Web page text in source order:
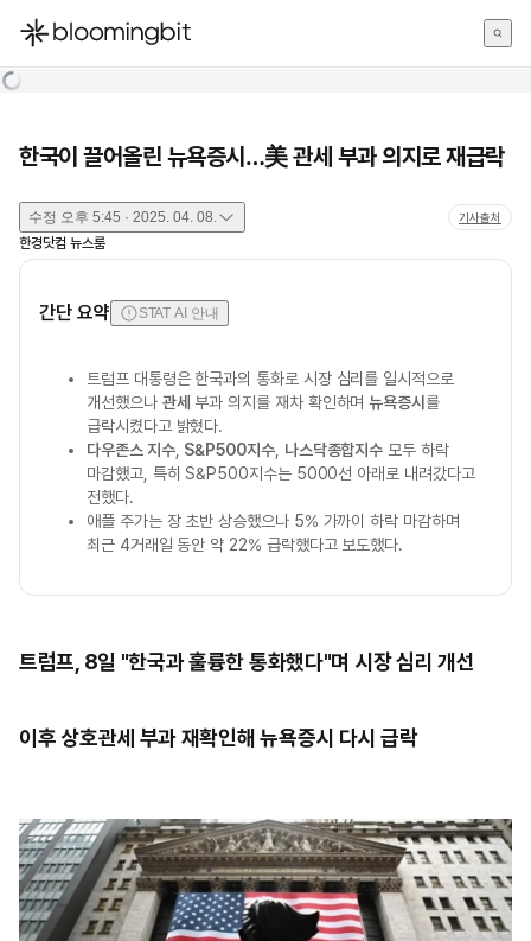
한국어
한국이 끌어올린 뉴욕증시…美 관세 부과 의지로 재급락
수정 오후 5:45 · 2025. 04. 08. 기사출처
한경닷컴 뉴스룸
간단 요약 STAT AI 안내
트럼프 대통령은 한국과의 통화로 시장 심리를 일시적으로
개선했으나 관세 부과 의지를 재차 확인하며뉴욕증시 를
급락시켰다고 밝혔다.
다우존스 지수, S&P500지수, 나스닥종합지수 모두 하락
마감했고, 특히 S&P500지수는 5000선 아래로 내려갔다고
전했다.
애플 주가는 장 초반 상승했으나 5% 가까이 하락 마감하며
최근 4거래일 동안 약 22% 급락했다고 보도했다.
트럼프, 8일 "한국과 훌륭한 통화했다"며 시장 심리 개선
이후 상호관세 부과 재확인해 뉴욕증시 다시 급락